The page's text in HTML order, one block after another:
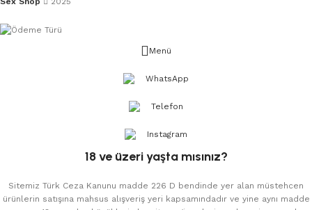
Menü
WhatsApp
Telefon
Instagram
18 ve üzeri yaşta mısınız?
Sitemiz Türk Ceza Kanunu madde 226 D bendinde yer alan müstehcen
ürünlerin satışına mahsus alışveriş yeri kapsamındadır ve yine aynı madde